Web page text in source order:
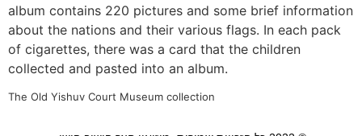
album contains 220 pictures and some brief information
about the nations and their various flags. In each pack
of cigarettes, there was a card that the children
collected and pasted into an album.
The Old Yishuv Court Museum collection